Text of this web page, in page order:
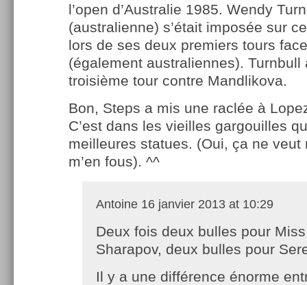
l’open d’Australie 1985. Wendy
(australienne) s’était imposée sur
lors de ses deux premiers tours
(également australiennes). Turnbull
troisième tour contre Mandlikova.
Bon, Steps a mis une raclée à
C’est dans les vieilles gargouilles
meilleures statues. (Oui, ça ne veut
m’en fous). ^^
Antoine 16 janvier 2013 at 10:29
Deux fois deux bulles pour Miss
Sharapov, deux bulles pour
Il y a une différence énorme